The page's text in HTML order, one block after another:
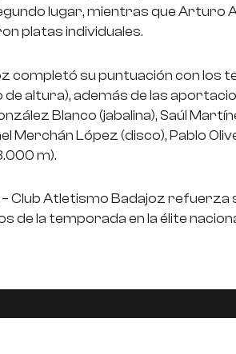
lugar, mientras que Arturo
platas individuales.
completó su puntuación con
altura), además de las
Blanco (jabalina), Saúl
Merchán López (disco), Pablo
m).
– Club Atletismo Badajoz
de la temporada en la élite